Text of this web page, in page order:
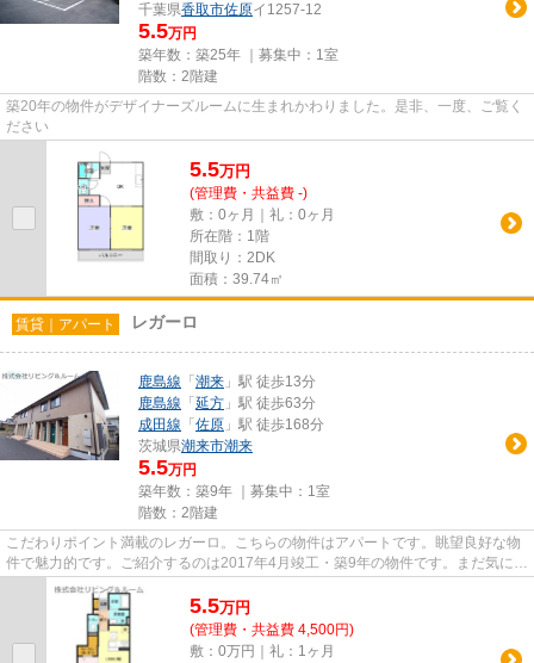
千葉県香取市佐原イ1257-12
5.5万円
築年数：築25年 ｜募集中： 1室
階数：2階建
築20年の物件がデザイナーズルームに生まれかわりました。是非、一度、ご覧く
ださい
5.5万円
(管理費・共益費 -)
敷：0ヶ月｜礼：0ヶ月
所在階：1階
間取り：2DK
面積：39.74㎡
賃貸｜アパート レガーロ
鹿島線 「 潮来 」駅 徒歩13分
鹿島線 「 延方 」駅 徒歩63分
成田線 「 佐原 」駅 徒歩168分
茨城県潮来市潮来
5.5万円
築年数：築9年 ｜募集中： 1室
階数：2階建
こだわりポイント満載のレガーロ。こちらの物件はアパートです。眺望良好な物
件で魅力的です。ご紹介するのは2017年4月竣工・築9年の物件です。まだ気にな
る物件が見つからないのであ...
5.5万円
(管理費・共益費 4,500円)
敷：0万円｜礼：1ヶ月